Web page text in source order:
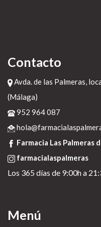
Contacto
Avda. de las Palmeras,
(Málaga)
952 964 087
Farmacia Las Palmeras
farmacialaspalmeras
Los 365 días de 9:00h a
Menú